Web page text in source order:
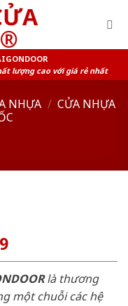
lượng cao với giá rẻ nhất
NHỰA / CỬA NHỰA
là thương
một chuỗi các hệ